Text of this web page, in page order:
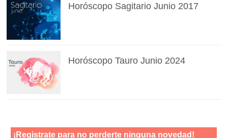
Horóscopo Sagitario Junio 2017
Horóscopo Tauro Junio 2024